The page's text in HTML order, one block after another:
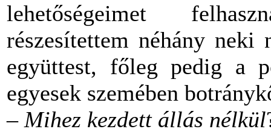
lehetőségeimet
részesítettem néhány neki
együttest, főleg pedig a
egyesek szemében
– Mihez kezdett állás nélkül